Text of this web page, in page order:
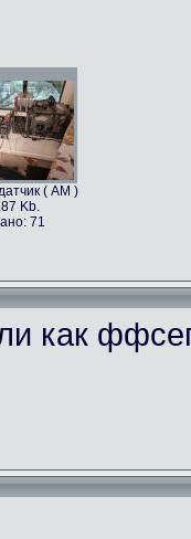
( АМ )
Kb.
71
как